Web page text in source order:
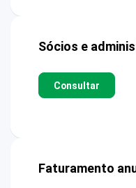
Sócios e
Consultar
Faturamento